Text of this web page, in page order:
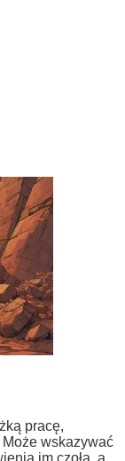
pracę,
Może wskazywać
im czoła, a